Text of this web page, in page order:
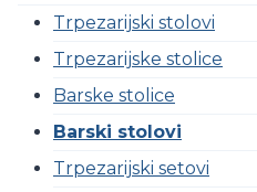
proizvoda.
Trpezarijski stolovi
Trpezarijske stolice
Barske stolice
Barski stolovi
Trpezarijski setovi